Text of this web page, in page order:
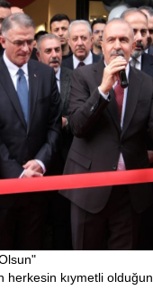
herkesin kıymetli